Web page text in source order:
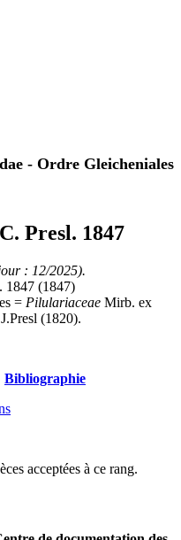
- Ordre Gleicheniales
C. Presl. 1847
: 12/2025).
1847 (1847)
= Pilulariaceae Mirb. ex
(1820).
Bibliographie
acceptées à ce rang.